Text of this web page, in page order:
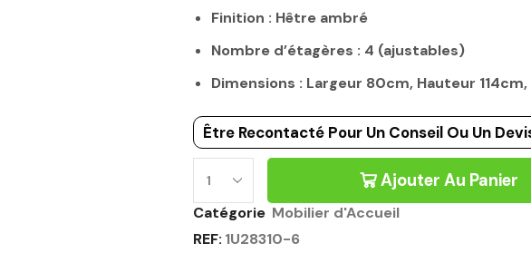
Finition : Hêtre ambré
Nombre d’étagères : 4 (ajustables)
Dimensions : Largeur 80cm, Hauteur
Être Recontacté Pour Un Conseil Ou Un
Ajouter Au Panier
Catégorie Mobilier d'Accueil
REF: 1U28310-6